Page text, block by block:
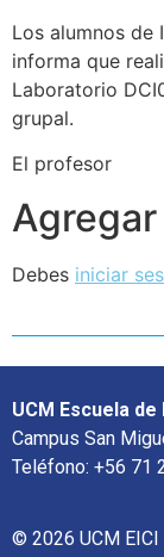
Los alumnos de
informa que
Laboratorio
grupal.
El profesor
Debes iniciar
UCM Escuela
Campus San
Teléfono: +56 71
© 2026 UCM